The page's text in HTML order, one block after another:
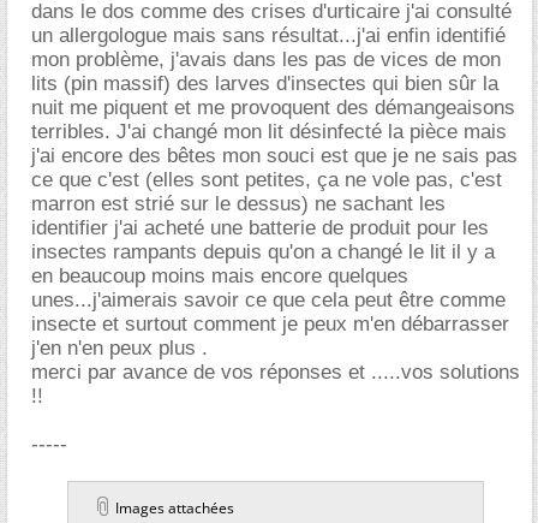
dans le dos comme des crises d'urticaire j'ai consulté
un allergologue mais sans résultat...j'ai enfin identifié
mon problème, j'avais dans les pas de vices de mon
lits (pin massif) des larves d'insectes qui bien sûr la
nuit me piquent et me provoquent des démangeaisons
terribles. J'ai changé mon lit désinfecté la pièce mais
j'ai encore des bêtes mon souci est que je ne sais pas
ce que c'est (elles sont petites, ça ne vole pas, c'est
marron est strié sur le dessus) ne sachant les
identifier j'ai acheté une batterie de produit pour les
insectes rampants depuis qu'on a changé le lit il y a
en beaucoup moins mais encore quelques
unes...j'aimerais savoir ce que cela peut être comme
insecte et surtout comment je peux m'en débarrasser
j'en n'en peux plus .
merci par avance de vos réponses et .....vos solutions
!!
-----
Images attachées